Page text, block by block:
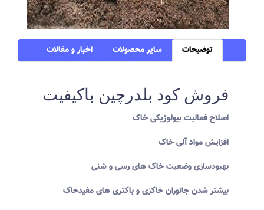
توضیحات سایر محصولات اخبار و مقالات
فروش کود بلدرچین باکیفیت
اصلاح فعالیت بیولوژیکی خاک
افزایش مواد آلی خاک
بهبودسازی وضعیت خاک های رسی و شنی
بیشتر شدن جانوران خاکزی و باکتری های مفیدخاک